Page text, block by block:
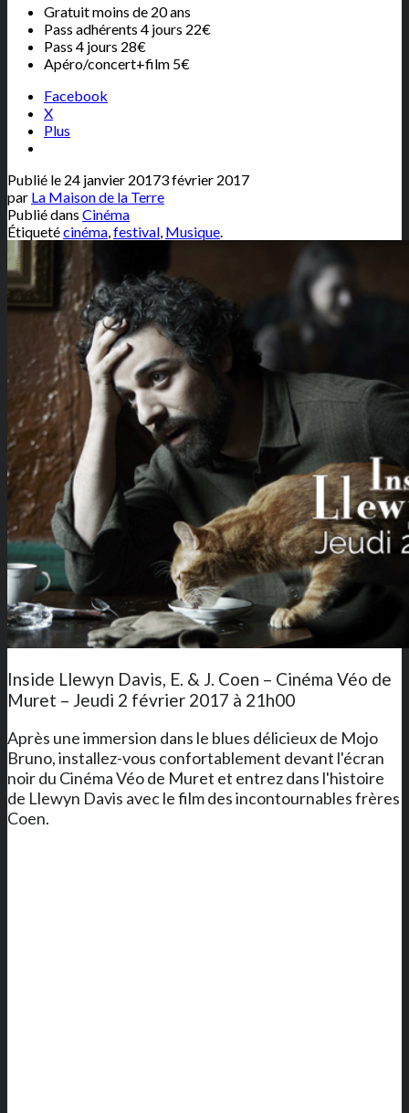
Gratuit moins de 20 ans
Pass adhérents 4 jours 22€
Pass 4 jours 28€
Apéro/concert+film 5€
Facebook
X
Plus
Publié le 24 janvier 20173 février 2017
par La Maison de la Terre
Publié dans Cinéma
Étiquetécinéma,festival, Musique.
Inside Llewyn Davis, E. & J. Coen – Cinéma Véo de
Muret – Jeudi 2 février 2017 à 21h00
Après une immersion dans le blues délicieux de Mojo
Bruno, installez-vous confortablement devant l'écran
noir du Cinéma Véo de Muret et entrez dans l'histoire
de Llewyn Davis avec le film des incontournables frères
Coen.